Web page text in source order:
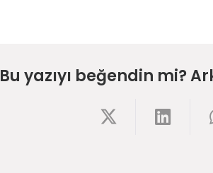
Bu yazıyı beğendin mi?